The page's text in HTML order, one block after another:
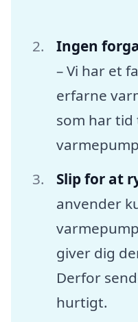
Ingen
– Vi har et
erfarne
som har
Slip for at
anvender
giver dig
Derfor
hurtigt.